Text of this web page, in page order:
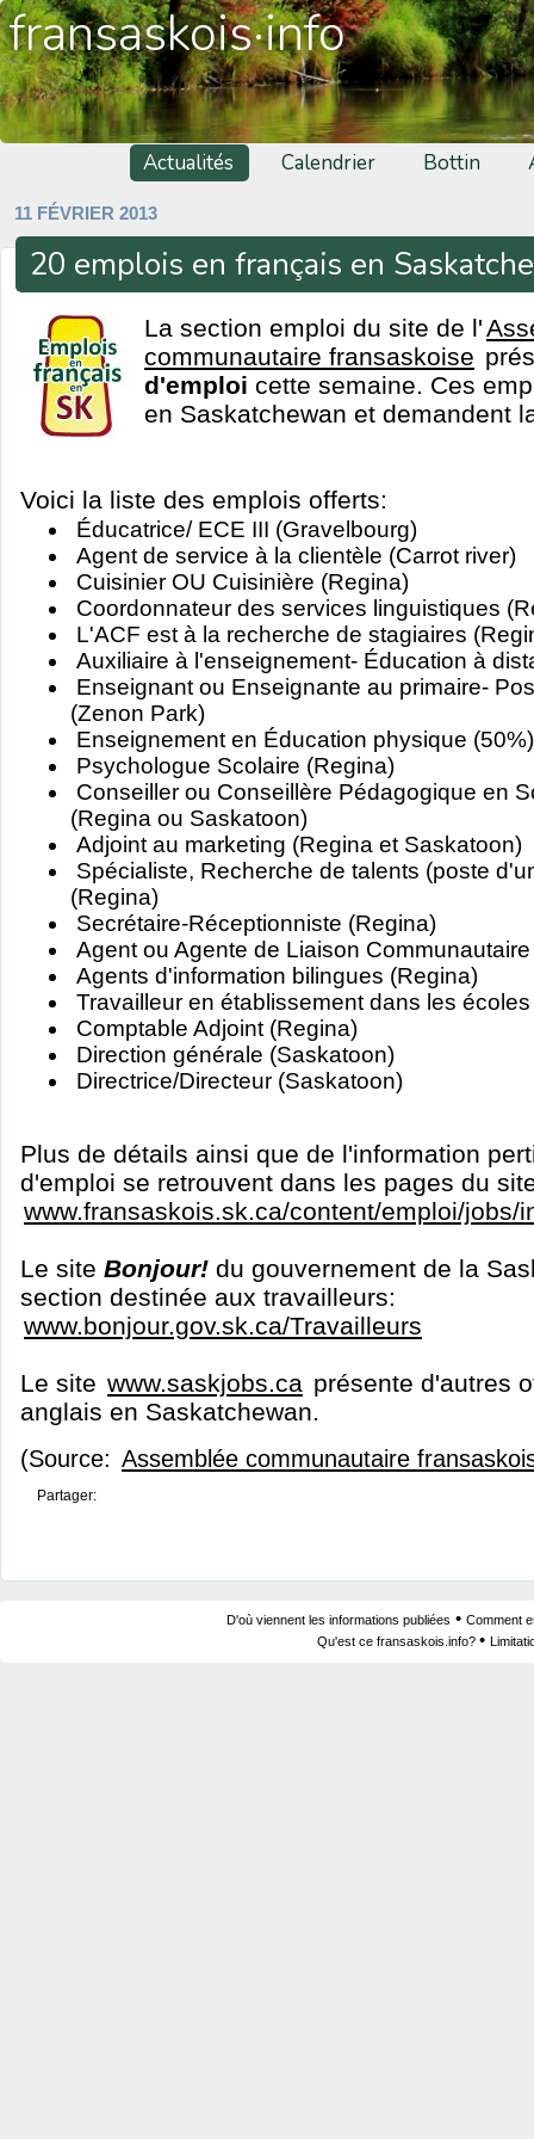
fransaskois·info
Actualités Calendrier Bottin
11 FÉVRIER 2013
20 emplois en français en
La section emploi du site de l'
communautaire fransaskoise
d'emploi cette semaine. Ces
en Saskatchewan et demandent
Voici la liste des emplois offerts:
Éducatrice/ ECE III (Gravelbourg)
Agent de service à la clientèle (Carrot river)
Cuisinier OU Cuisinière (Regina)
Coordonnateur des services linguistiques
L'ACF est à la recherche de stagiaires
Auxiliaire à l'enseignement- Éducation à
Enseignant ou Enseignante au primaire-
(Zenon Park)
Enseignement en Éducation physique
Psychologue Scolaire (Regina)
Conseiller ou Conseillère Pédagogique en
(Regina ou Saskatoon)
Adjoint au marketing (Regina et Saskatoon)
Spécialiste, Recherche de talents (poste
(Regina)
Secrétaire-Réceptionniste (Regina)
Agent ou Agente de Liaison
Agents d'information bilingues (Regina)
Travailleur en établissement dans les
Comptable Adjoint (Regina)
Direction générale (Saskatoon)
Directrice/Directeur (Saskatoon)
Plus de détails ainsi que de l'information
d'emploi se retrouvent dans les pages du
www.fransaskois.sk.ca/content/emploi/jobs/
Le site Bonjour! du gouvernement de la
section destinée aux travailleurs:
www.bonjour.gov.sk.ca/Travailleurs
Le site www.saskjobs.ca présente d'autres
anglais en Saskatchewan.
(Source: Assemblée communautaire
Partager:
D'où viennent les informations publiées • Comment
Qu'est ce fransaskois.info? •